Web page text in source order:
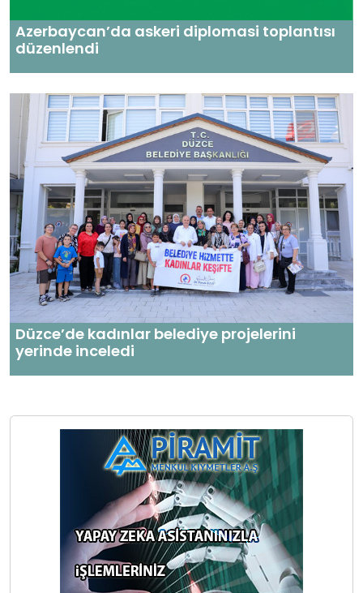
Azerbaycan’da askeri diplomasi toplantısı
düzenlendi
Düzce’de kadınlar belediye projelerini
yerinde inceledi